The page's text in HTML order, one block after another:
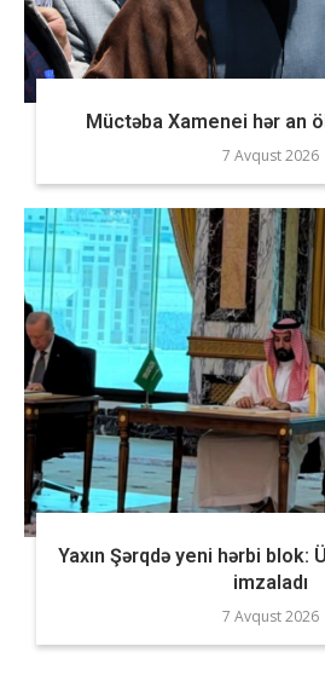
Müctəba Xamenei hər an
7 Avqust 2026
Yaxın Şərqdə yeni hərbi blok:
imzaladı
7 Avqust 2026